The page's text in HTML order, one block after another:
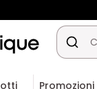
Promozioni